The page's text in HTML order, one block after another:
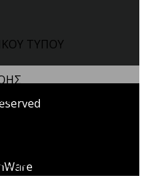
ΤΥΠΟΥ
/ ΟΛΟΚΛΗΡΟΥ
ΑΕΡΑ